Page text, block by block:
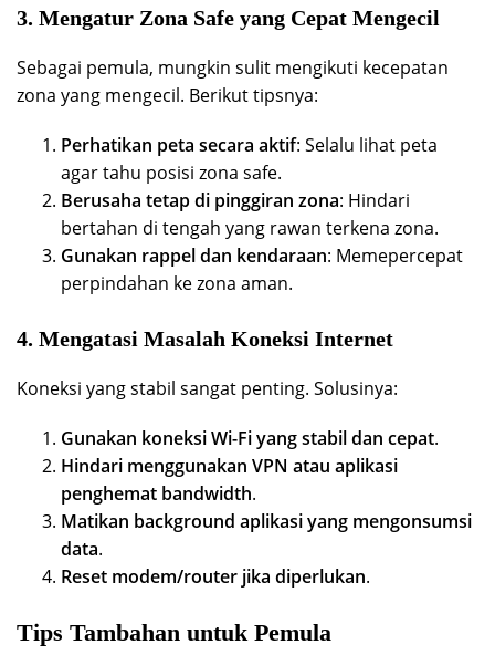
3. Mengatur Zona Safe yang Cepat Mengecil
Sebagai pemula, mungkin sulit mengikuti kecepatan
zona yang mengecil. Berikut tipsnya:
Perhatikan peta secara aktif: Selalu lihat peta
agar tahu posisi zona safe.
Berusaha tetap di pinggiran zona: Hindari
bertahan di tengah yang rawan terkena zona.
Gunakan rappel dan kendaraan: Memepercepat
perpindahan ke zona aman.
4. Mengatasi Masalah Koneksi Internet
Koneksi yang stabil sangat penting. Solusinya:
Gunakan koneksi Wi-Fi yang stabil dan cepat.
Hindari menggunakan VPN atau aplikasi
penghemat bandwidth.
Matikan background aplikasi yang mengonsumsi
data.
Reset modem/router jika diperlukan.
Tips Tambahan untuk Pemula